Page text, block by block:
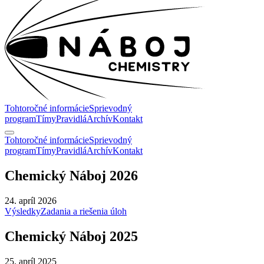
Tohtoročné informácieSprievodný
programTímyPravidláArchívKontakt
Tohtoročné informácieSprievodný
programTímyPravidláArchívKontakt
Chemický Náboj 2026
24. apríl 2026
VýsledkyZadania a riešenia úloh
Chemický Náboj 2025
25. apríl 2025